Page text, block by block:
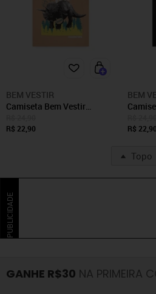
BEM VESTIR
Camiseta Bem Vestir
R$ 22,90
BEM
R$ 22,90
Topo
PUBLICIDADE
GANHE R$30 NA PRIMEIRA